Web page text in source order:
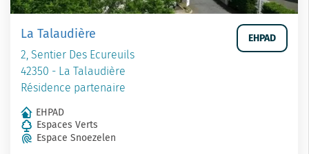
La Talaudière
2, Sentier Des Ecureuils
42350 - La Talaudière
Résidence partenaire
EHPAD
EHPAD
Espaces Verts
Espace Snoezelen